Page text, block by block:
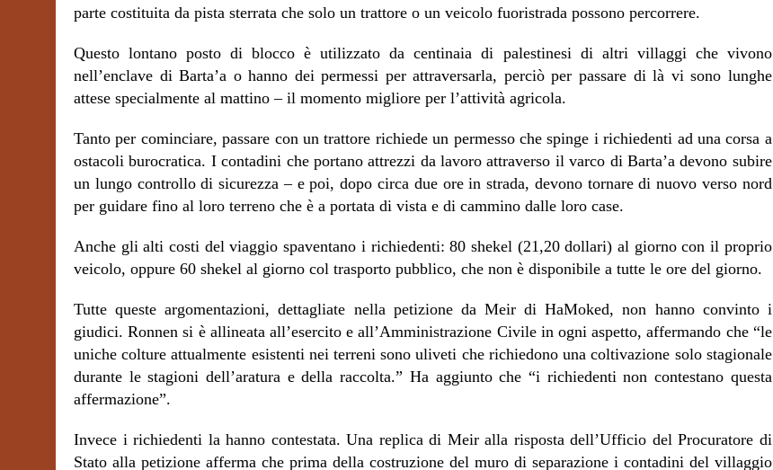
parte costituita da pista sterrata che solo un trattore o un veicolo fuoristrada possono percorrere.
Questo lontano posto di blocco è utilizzato da centinaia di palestinesi di altri villaggi che vivono
nell’enclave di Barta’a o hanno dei permessi per attraversarla, perciò per passare di là vi sono lunghe
attese specialmente al mattino – il momento migliore per l’attività agricola.
Tanto per cominciare, passare con un trattore richiede un permesso che spinge i richiedenti ad una corsa a
ostacoli burocratica. I contadini che portano attrezzi da lavoro attraverso il varco di Barta’a devono subire
un lungo controllo di sicurezza – e poi, dopo circa due ore in strada, devono tornare di nuovo verso nord
per guidare fino al loro terreno che è a portata di vista e di cammino dalle loro case.
Anche gli alti costi del viaggio spaventano i richiedenti: 80 shekel (21,20 dollari) al giorno con il proprio
veicolo, oppure 60 shekel al giorno col trasporto pubblico, che non è disponibile a tutte le ore del giorno.
Tutte queste argomentazioni, dettagliate nella petizione da Meir di HaMoked, non hanno convinto i
giudici. Ronnen si è allineata all’esercito e all’Amministrazione Civile in ogni aspetto, affermando che “le
uniche colture attualmente esistenti nei terreni sono uliveti che richiedono una coltivazione solo stagionale
durante le stagioni dell’aratura e della raccolta.” Ha aggiunto che “i richiedenti non contestano questa
affermazione”.
Invece i richiedenti la hanno contestata. Una replica di Meir alla risposta dell’Ufficio del Procuratore di
Stato alla petizione afferma che prima della costruzione del muro di separazione i contadini del villaggio